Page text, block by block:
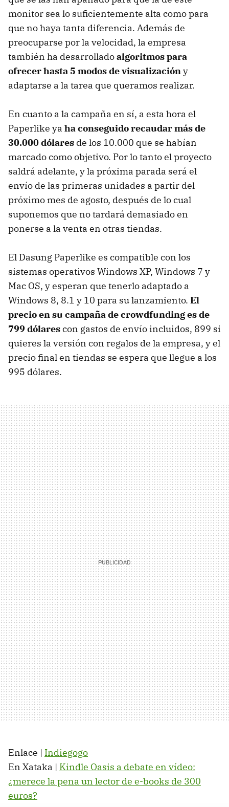
monitor sea lo suficientemente alta como para
que no haya tanta diferencia. Además de
preocuparse por la velocidad, la empresa
también ha desarrolladoalgoritmos para
ofrecer hasta 5 modos de visualizacióny
adaptarse a la tarea que queramos realizar.
En cuanto a la campaña en sí, a esta hora el
Paperlike ya ha conseguido recaudar más de
30.000 dólares de los 10.000 que se habían
marcado como objetivo. Por lo tanto el proyecto
saldrá adelante, y la próxima parada será el
envío de las primeras unidades a partir del
próximo mes de agosto, después de lo cual
suponemos que no tardará demasiado en
ponerse a la venta en otras tiendas.
El Dasung Paperlike es compatible con los
sistemas operativos Windows XP, Windows 7 y
Mac OS, y esperan que tenerlo adaptado a
Windows 8, 8.1 y 10 para su lanzamiento. El
precio en su campaña de crowdfunding es de
799 dólarescon gastos de envío incluidos, 899 si
quieres la versión con regalos de la empresa, y el
precio final en tiendas se espera que llegue a los
995 dólares.
Enlace | Indiegogo
En Xataka | Kindle Oasis a debate en vídeo:
¿merece la pena un lector de e-books de 300
euros?